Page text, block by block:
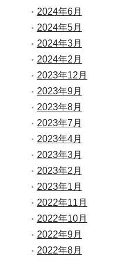
2024年6月
2024年5月
2024年3月
2024年2月
2023年12月
2023年9月
2023年8月
2023年7月
2023年4月
2023年3月
2023年2月
2023年1月
2022年11月
2022年10月
2022年9月
2022年8月